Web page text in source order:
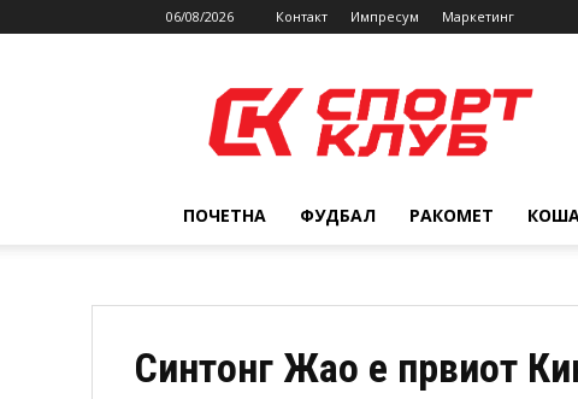
06/08/2026 Контакт Импресум Маркетинг
ПОЧЕТНА ФУДБАЛ РАКОМЕТ
Синтонг Жао е првиот